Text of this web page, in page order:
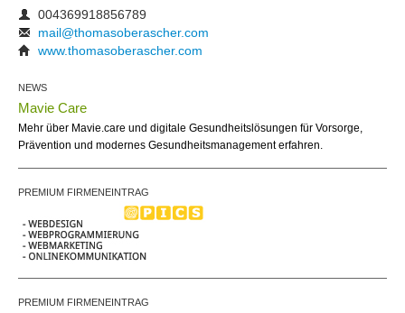
004369918856789
mail@thomasoberascher.com
www.thomasoberascher.com
NEWS
Mavie Care
Mehr über Mavie.care und digitale Gesundheitslösungen für Vorsorge,
Prävention und modernes Gesundheitsmanagement erfahren.
PREMIUM FIRMENEINTRAG
PREMIUM FIRMENEINTRAG